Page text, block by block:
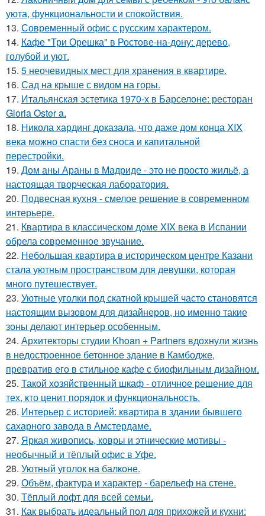
уюта, функциональности и спокойствия.
13. Современный офис с русским характером.
14. Кафе "Три Орешка" в Ростове-на-дону: дерево,
голубой и уют.
15. 5 неочевидных мест для хранения в квартире.
16. Сад на крыше с видом на горы.
17. Итальянская эстетика 1970-х в Барселоне: ресторан
Gloria Oster a.
18. Никола хардинг доказала, что даже дом конца XIX
века можно спасти без сноса и капитальной
перестройки.
19. Дом аны Араны в Мадриде - это не просто жильё, а
настоящая творческая лаборатория.
20. Подвесная кухня - смелое решение в современном
интерьере.
21. Квартира в классическом доме XIX века в Испании
обрела современное звучание.
22. Небольшая квартира в историческом центре Казани
стала уютным пространством для девушки, которая
много путешествует.
23. Уютные уголки под скатной крышей часто становятся
настоящим вызовом для дизайнеров, но именно такие
зоны делают интерьер особенным.
24. Архитекторы студии Khoan + Partners вдохнули жизнь
в недостроенное бетонное здание в Камбодже,
превратив его в стильное кафе с биофильным дизайном.
25. Такой хозяйственный шкаф - отличное решение для
тех, кто ценит порядок и функциональность.
26. Интерьер с историей: квартира в здании бывшего
сахарного завода в Амстердаме.
27. Яркая живопись, ковры и этнические мотивы -
необычный и тёплый офис в Уфе.
28. Уютный уголок на балконе.
29. Объём, фактура и характер - барельеф на стене.
30. Тёплый лофт для всей семьи.
31. Как выбрать идеальный пол для прихожей и кухни: